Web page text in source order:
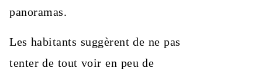
panoramas.
Les habitants suggèrent de ne pas
tenter de tout voir en peu de